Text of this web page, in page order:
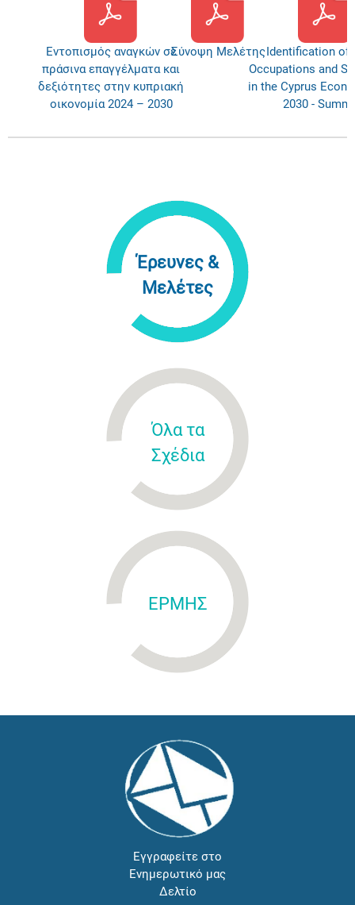
Εντοπισμός αναγκών σε
πράσινα επαγγέλματα και
δεξιότητες στην κυπριακή
οικονομία 2024 – 2030
Σύνοψη ΜελέτηςIdentification of
Occupations and
in the Cyprus
2030 -
Έρευνες &
Μελέτες
Όλα τα
Σχέδια
ΕΡΜΗΣ
Εγγραφείτε στο
Ενημερωτικό μας
Δελτίο